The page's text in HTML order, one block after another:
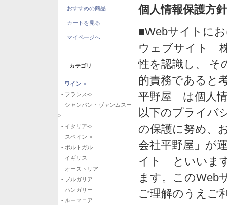
おすすめの商品
カートを見る
マイページへ
カテゴリ
ワイン->
- フランス->
- シャンパン・ヴァンムスー-
>
- イタリア->
- スペイン->
- ポルトガル
- イギリス
- オーストリア
- ブルガリア
- ハンガリー
- ルーマニア
個人情報保護方針
■Webサイトに
ウェブサイト「
性を認識し、 そ
的責務であると
平野屋」は個人
以下のプライバ
の保護に努め、
会社平野屋」が
イト」といいま
ます。このWeb
ご理解のうえご